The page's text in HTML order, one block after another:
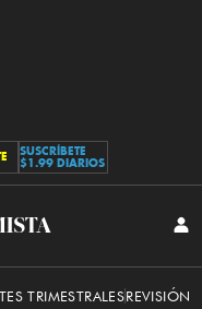
SUSCRÍBETE
$1.99 DIARIOS
TRIMESTRALESREVISIÓN